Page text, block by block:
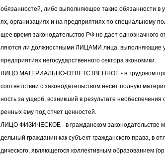
обязанностей, либо выполняющее такие обязанности в
ях, организациях и на предприятиях по специальному
щее время законодательство РФ не дает однозначного
ляются ли должностными ЛИЦАМИ лица, выполняющие
предприятиях негосударственного сектора экономики.
ЛИЦО МАТЕРИАЛЬНО-ОТВЕТСТВЕННОЕ - в трудовом
соответствии с законодательством несет полную
ность за ущерб, возникший в результате необеспечения
ренных ему под отчет ценностей.
ЛИЦО ФИЗИЧЕСКОЕ - в гражданском законодательстве
дельный гражданин как субъект гражданского права, в
дического, являющегося коллективным образованием